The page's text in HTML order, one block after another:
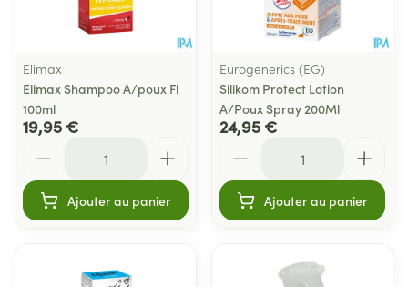
Elimax
Elimax Shampoo A/poux Fl
100ml
19,95 €
Ajouter au panier
Eurogenerics (EG)
Silikom Protect Lotion
A/Poux Spray 200Ml
24,95 €
Ajouter au panier